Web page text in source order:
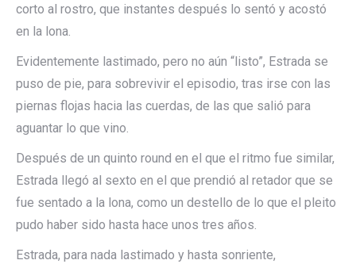
corto al rostro, que instantes después lo sentó y acostó
en la lona.
Evidentemente lastimado, pero no aún “listo”, Estrada se
puso de pie, para sobrevivir el episodio, tras irse con las
piernas flojas hacia las cuerdas, de las que salió para
aguantar lo que vino.
Después de un quinto round en el que el ritmo fue similar,
Estrada llegó al sexto en el que prendió al retador que se
fue sentado a la lona, como un destello de lo que el pleito
pudo haber sido hasta hace unos tres años.
Estrada, para nada lastimado y hasta sonriente,